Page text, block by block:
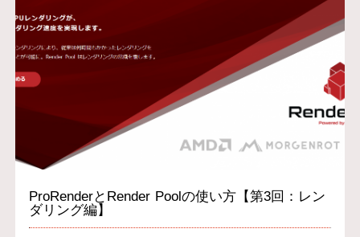
ProRenderとRender Poolの使い方【第3回：レン
ダリング編】